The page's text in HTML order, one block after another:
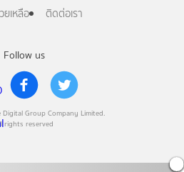
Follow us
Group Company Limited.
rights reserved
ยเหลือ
ติดต่อเรา